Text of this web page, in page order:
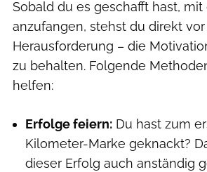
Sobald du es geschafft hast,
anzufangen, stehst du direkt
Herausforderung – die
zu behalten. Folgende
helfen:
Erfolge feiern: Du hast zum
Kilometer-Marke geknackt?
dieser Erfolg auch anständig